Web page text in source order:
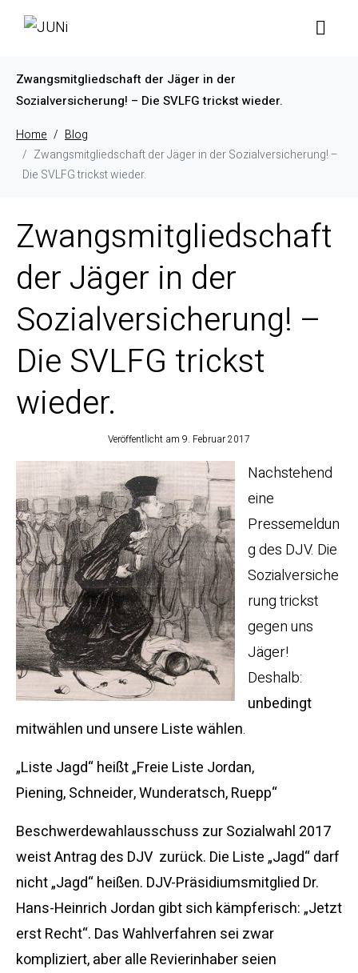
Zwangsmitgliedschaft der Jäger in der
Sozialversicherung! – Die SVLFG trickst wieder.
Home
Blog
Zwangsmitgliedschaft der Jäger in der Sozialversicherung! –
Die SVLFG trickst wieder.
Zwangsmitgliedschaft
der Jäger in der
Sozialversicherung! –
Die SVLFG trickst
wieder.
Veröffentlicht am 9. Februar 2017
Nachstehend
eine
Pressemeldun
g des DJV. Die
Sozialversiche
rung trickst
gegen uns
Jäger!
Deshalb:
unbedingt
mitwählen und unsere Liste wählen.
„Liste Jagd“ heißt „Freie Liste Jordan,
Piening, Schneider, Wunderatsch, Ruepp“
Beschwerdewahlausschuss zur Sozialwahl 2017
weist Antrag des DJV zurück. Die Liste „Jagd“ darf
nicht „Jagd“ heißen. DJV-Präsidiumsmitglied Dr.
Hans-Heinrich Jordan gibt sich kämpferisch: „Jetzt
erst Recht“. Das Wahlverfahren sei zwar
kompliziert, aber alle Revierinhaber seien